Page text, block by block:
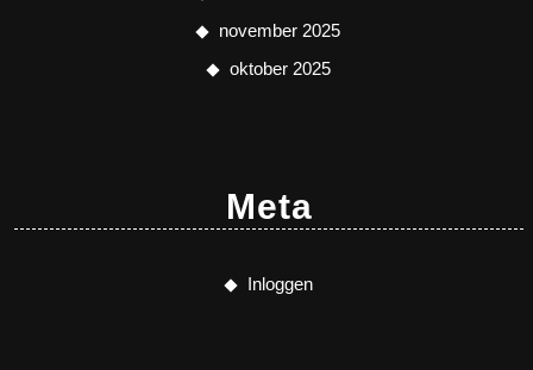
november 2025
oktober 2025
Meta
Inloggen